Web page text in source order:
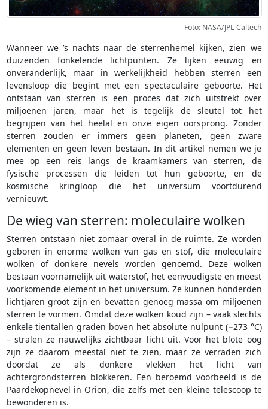
Foto: NASA/JPL-Caltech
Wanneer we ’s nachts naar de sterrenhemel kijken, zien we
duizenden fonkelende lichtpunten. Ze lijken eeuwig en
onveranderlijk, maar in werkelijkheid hebben sterren een
levensloop die begint met een spectaculaire geboorte. Het
ontstaan van sterren is een proces dat zich uitstrekt over
miljoenen jaren, maar het is tegelijk de sleutel tot het
begrijpen van het heelal en onze eigen oorsprong. Zonder
sterren zouden er immers geen planeten, geen zware
elementen en geen leven bestaan. In dit artikel nemen we je
mee op een reis langs de kraamkamers van sterren, de
fysische processen die leiden tot hun geboorte, en de
kosmische kringloop die het universum voortdurend
vernieuwt.
De wieg van sterren: moleculaire wolken
Sterren ontstaan niet zomaar overal in de ruimte. Ze worden
geboren in enorme wolken van gas en stof, die moleculaire
wolken of donkere nevels worden genoemd. Deze wolken
bestaan voornamelijk uit waterstof, het eenvoudigste en meest
voorkomende element in het universum. Ze kunnen honderden
lichtjaren groot zijn en bevatten genoeg massa om miljoenen
sterren te vormen. Omdat deze wolken koud zijn – vaak slechts
enkele tientallen graden boven het absolute nulpunt (−273 °C)
– stralen ze nauwelijks zichtbaar licht uit. Voor het blote oog
zijn ze daarom meestal niet te zien, maar ze verraden zich
doordat ze als donkere vlekken het licht van
achtergrondsterren blokkeren. Een beroemd voorbeeld is de
Paardekopnevel in Orion, die zelfs met een kleine telescoop te
bewonderen is.